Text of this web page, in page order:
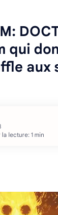
qui
aux
lecture: 1 min